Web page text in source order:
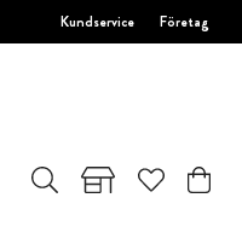
Kundservice Företag